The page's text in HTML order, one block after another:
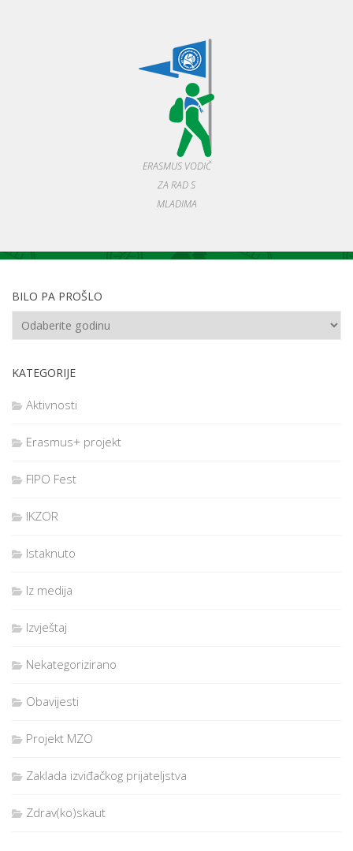
ERASMUS VODIČ
ZA RAD S
MLADIMA
BILO PA PROŠLO
KATEGORIJE
Aktivnosti
Erasmus+ projekt
FIPO Fest
IKZOR
Istaknuto
Iz medija
Izvještaj
Nekategorizirano
Obavijesti
Projekt MZO
Zaklada izviđačkog prijateljstva
Zdrav(ko)skaut